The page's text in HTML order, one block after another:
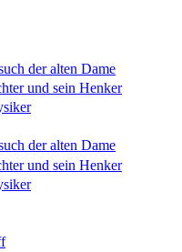
der alten Dame
und sein Henker
der alten Dame
und sein Henker